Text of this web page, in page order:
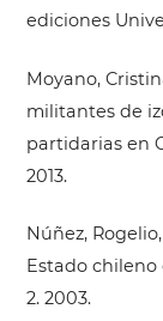
ediciones
Moyano,
militantes de
partidarias en
2013.
Núñez,
Estado chileno
2. 2003.